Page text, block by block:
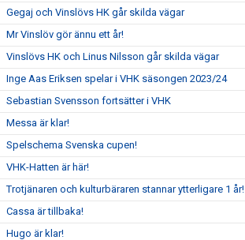
Gegaj och Vinslövs HK går skilda vägar
Mr Vinslöv gör ännu ett år!
Vinslövs HK och Linus Nilsson går skilda vägar
Inge Aas Eriksen spelar i VHK säsongen 2023/24
Sebastian Svensson fortsätter i VHK
Messa är klar!
Spelschema Svenska cupen!
VHK-Hatten är här!
Trotjänaren och kulturbäraren stannar ytterligare 1 år!
Cassa är tillbaka!
Hugo är klar!